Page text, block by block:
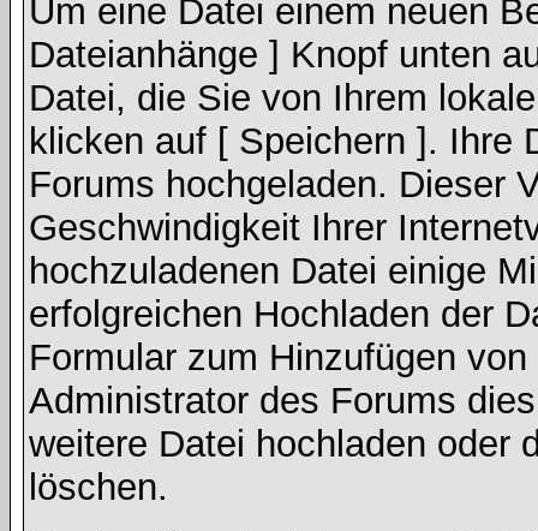
Um eine Datei einem neuen
Dateianhänge ] Knopf unten
Datei, die Sie von Ihrem
klicken auf [ Speichern ]. Ihre
Forums hochgeladen. Dieser
Geschwindigkeit Ihrer
hochzuladenen Datei einige
erfolgreichen Hochladen der
Formular zum Hinzufügen
Administrator des Forums
weitere Datei hochladen oder
löschen.